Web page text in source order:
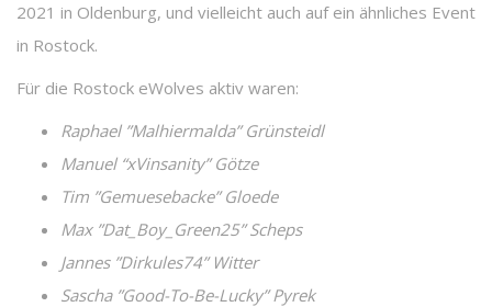
2021 in Oldenburg, und vielleicht auch auf ein ähnliches Event
in Rostock.
Für die Rostock eWolves aktiv waren:
Raphael ”Malhiermalda” Grünsteidl
Manuel “xVinsanity” Götze
Tim ”Gemuesebacke” Gloede
Max ”Dat_Boy_Green25” Scheps
Jannes ”Dirkules74” Witter
Sascha ”Good-To-Be-Lucky” Pyrek